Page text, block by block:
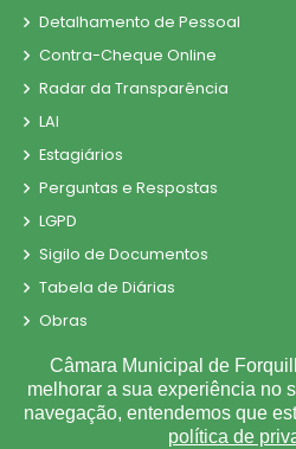
Detalhamento de Pessoal
Contra-Cheque Online
Radar da Transparência
LAI
Estagiários
Perguntas e Respostas
LGPD
Sigilo de Documentos
Tabela de Diárias
Obras
Fiscal de Contrato
Convênio
Parecer TCE
Câmara Municipal de
melhorar a sua experiência no
navegação, entendemos que
política de